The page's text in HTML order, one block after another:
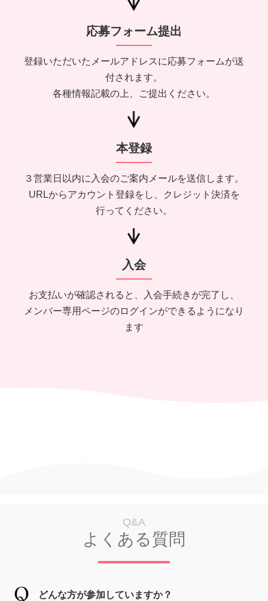
応募フォーム提出
登録いただいたメールアドレスに応募フォームが送
付されます。
各種情報記載の上、ご提出ください。
本登録
３営業日以内に入会のご案内メールを送信します。
URLからアカウント登録をし、クレジット決済を
行ってください。
入会
お支払いが確認されると、入会手続きが完了し、
メンバー専用ページのログインができるようになり
ます
Q&A
よくある質問
どんな方が参加していますか？